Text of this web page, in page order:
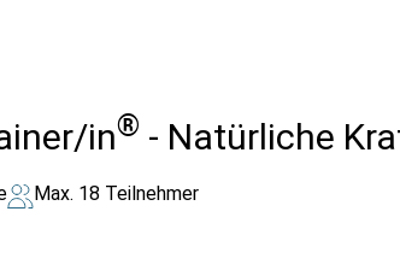
in® - Natürliche
Max. 18 Teilnehmer